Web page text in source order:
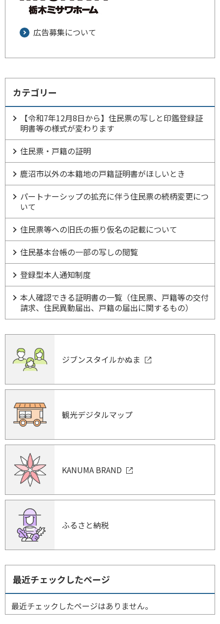
広告募集について
カテゴリー
【令和7年12月8日から】住民票の写しと印鑑登録証
明書等の様式が変わります
住民票・戸籍の証明
鹿沼市以外の本籍地の戸籍証明書がほしいとき
パートナーシップの拡充に伴う住民票の続柄変更につ
いて
住民票等への旧氏の振り仮名の記載について
住民基本台帳の一部の写しの閲覧
登録型本人通知制度
本人確認できる証明書の一覧（住民票、戸籍等の交付
請求、住民異動届出、戸籍の届出に関するもの）
ジブンスタイルかぬま
観光デジタルマップ
KANUMA BRAND
ふるさと納税
最近チェックしたページ
最近チェックしたページはありません。